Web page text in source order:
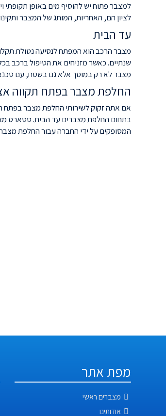
למצבר פתוח יש להוסיף מים באופן
לציון הם, האחריות, המותג של המצבר
עד הבית
מצבר הרכב הוא המפתח לנסיעה נטולת
שנתיים. כאשר מזניחים את הטיפול ברכב
מצבר לא רק במוסך אלא גם בשטח, עם
החלפת מצבר בפתח תקווה
אם אתה זקוק לשירותי החלפת מצבר בפתח
בתחום החלפת מצברים עד הבית. סטארט
המסופקים על ידי החברה עבור החלפת
מפת אתר
מצברים ראשי
אודותינו